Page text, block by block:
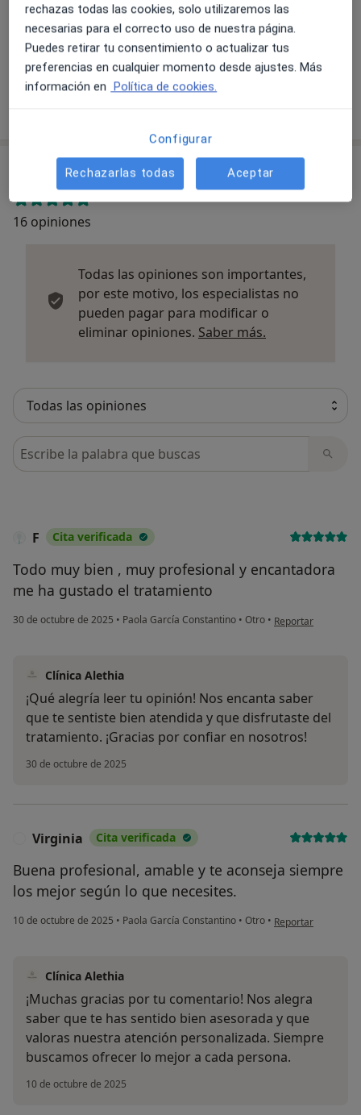
Ampliar
Clínica Alethia
Opiniones sobre los especialistas (16)
16 opiniones
Todas las opiniones son importantes,
por este motivo, los especialistas no
pueden pagar para modificar o
eliminar opiniones. Saber más.
Busca en opiniones
F Cita verificada
Todo muy bien , muy profesional y encantadora
me ha gustado el tratamiento
30 de octubre de 2025 • Paola García Constantino • Otro • en opinión del
Reportar
Clínica Alethia
¡Qué alegría leer tu opinión! Nos encanta saber
que te sentiste bien atendida y que disfrutaste del
tratamiento. ¡Gracias por confiar en nosotros!
30 de octubre de 2025
Virginia Cita verificada
Buena profesional, amable y te aconseja siempre
los mejor según lo que necesites.
10 de octubre de 2025 • Paola García Constantino • Otro • en opinión del
Reportar
Clínica Alethia
¡Muchas gracias por tu comentario! Nos alegra
saber que te has sentido bien asesorada y que
valoras nuestra atención personalizada. Siempre
buscamos ofrecer lo mejor a cada persona.
10 de octubre de 2025
rechazas todas las cookies, solo utilizaremos las
necesarias para el correcto uso de nuestra página.
Puedes retirar tu consentimiento o actualizar tus
preferencias en cualquier momento desde ajustes. Más
información en Política de cookies.
Configurar
Rechazarlas todas Aceptar